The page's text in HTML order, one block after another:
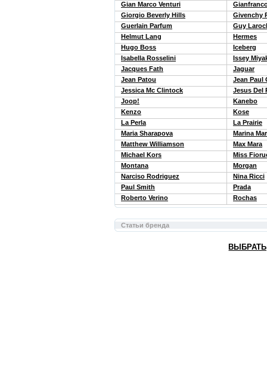
Gian Marco Venturi
Giorgio Beverly Hills
Givenchy
Guerlain Parfum
Guy
Helmut Lang
Hermes
Hugo Boss
Iceberg
Isabella Rosselini
Issey
Jacques Fath
Jaguar
Jean Patou
Jean Paul
Jessica Mc Clintock
Jesus Del
Joop!
Kanebo
Kenzo
Kose
La Perla
La Prairie
Maria Sharapova
Marina
Matthew Williamson
Max Mara
Michael Kors
Miss
Montana
Morgan
Narciso Rodriguez
Nina Ricci
Paul Smith
Prada
Roberto Verino
Rochas
Статьи бренда